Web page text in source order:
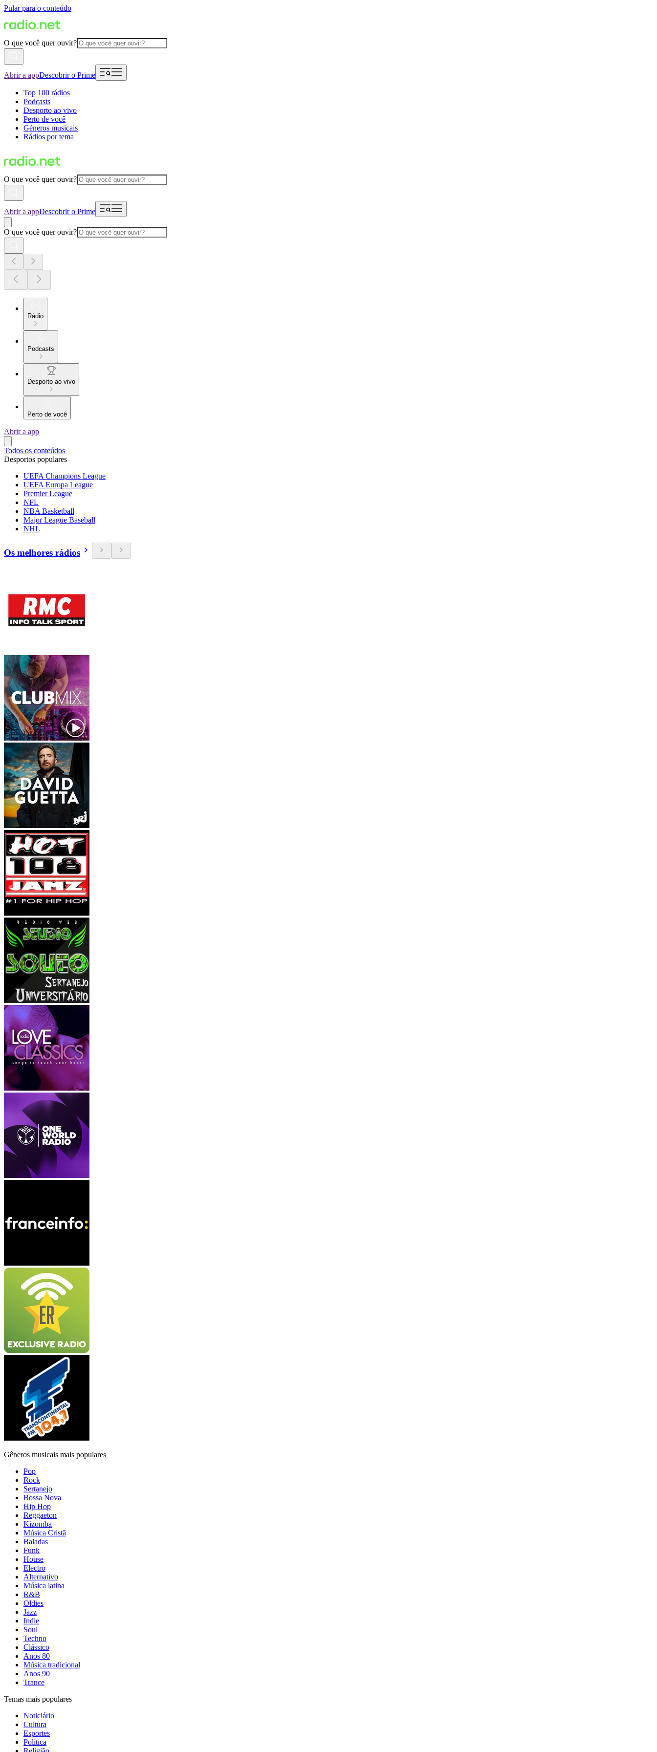
Pular para o conteúdo
O que você quer ouvir?
Abrir a appDescobrir o Prime
Top 100 rádios
Podcasts
Desporto ao vivo
Perto de você
Géneros musicais
Rádios por tema
O que você quer ouvir?
Abrir a appDescobrir o Prime
O que você quer ouvir?
Rádio
Podcasts
Desporto ao vivo
Perto de você
Abrir a app
Todos os conteúdos
Desportos populares
UEFA Champions League
UEFA Europa League
Premier League
NFL
NBA Basketball
Major League Baseball
NHL
Os melhores rádios
Gêneros musicais mais populares
Pop
Rock
Sertanejo
Bossa Nova
Hip Hop
Reggaeton
Kizomba
Música Cristã
Baladas
Funk
House
Electro
Alternativo
Música latina
R&B
Oldies
Jazz
Indie
Soul
Techno
Clássico
Anos 80
Música tradicional
Anos 90
Trance
Temas mais populares
Noticiário
Cultura
Esportes
Política